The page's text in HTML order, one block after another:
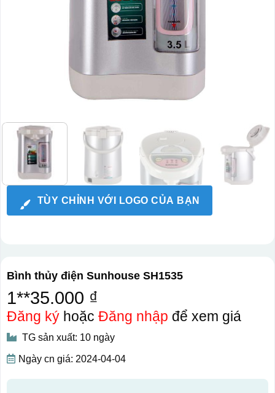
TÙY CHỈNH VỚI LOGO CỦA BẠN
Bình thủy điện Sunhouse SH1535
1**35.000 ₫
Đăng kýhoặc Đăng nhập để xem giá
TG sản xuất: 10 ngày
Ngày cn giá: 2024-04-04